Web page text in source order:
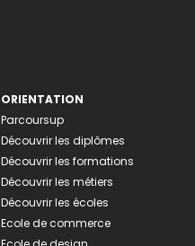
ORIENTATION
Parcoursup
Découvrir les diplômes
Découvrir les formations
Découvrir les métiers
Découvrir les écoles
Ecole de commerce